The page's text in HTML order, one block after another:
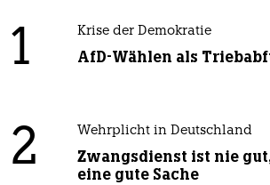
1 Krise der Demokratie
AfD-Wählen als
2 Wehrplicht in Deutschland
Zwangsdienst ist nie
eine gute Sache